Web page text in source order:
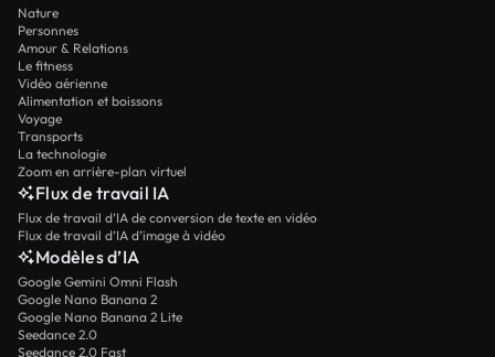
Nature
Personnes
Amour & Relations
Le fitness
Vidéo aérienne
Alimentation et boissons
Voyage
Transports
La technologie
Zoom en arrière-plan virtuel
Flux de travail IA
Flux de travail d’IA de conversion de texte en vidéo
Flux de travail d’IA d’image à vidéo
Modèles d’IA
Google Gemini Omni Flash
Google Nano Banana 2
Google Nano Banana 2 Lite
Seedance 2.0
Seedance 2.0 Fast